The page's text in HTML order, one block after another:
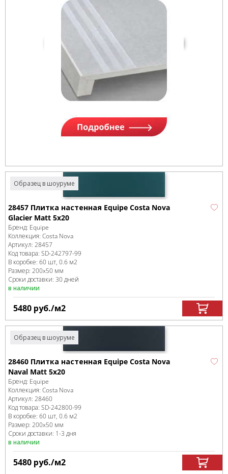
Образец в шоуруме
28457 Плитка настенная Equipe Costa Nova
Glacier Matt 5x20
Бренд: Equipe
Коллекция: Costa Nova
Артикул: 28457
Код товара: SD-242797-99
В коробке: 60 шт, 0.6 м2
Размер: 200x50 мм
Сроки доставки: 30 дней
в наличии
5480 руб./м2
Образец в шоуруме
28460 Плитка настенная Equipe Costa Nova
Naval Matt 5x20
Бренд: Equipe
Коллекция: Costa Nova
Артикул: 28460
Код товара: SD-242800-99
В коробке: 60 шт, 0.6 м2
Размер: 200x50 мм
Сроки доставки: 1-3 дня
в наличии
5480 руб./м2